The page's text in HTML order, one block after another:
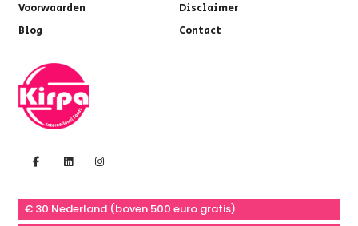
Voorwaarden
Disclaimer
Blog
Contact
€ 30 Nederland (boven 500 euro gratis)